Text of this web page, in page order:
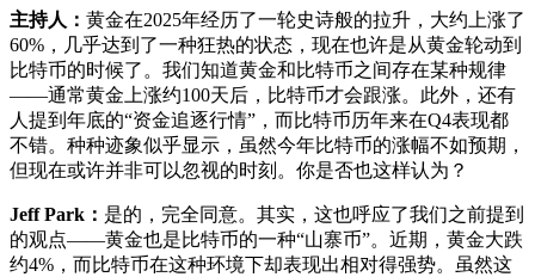
主持人： 黄金在2025年经历了一轮史诗般的拉升，大约上涨了
60%，几乎达到了一种狂热的状态，现在也许是从黄金轮动到
比特币的时候了。我们知道黄金和比特币之间存在某种规律
——通常黄金上涨约100天后，比特币才会跟涨。此外，还有
人提到年底的“资金追逐行情”，而比特币历年来在Q4表现都
不错。种种迹象似乎显示，虽然今年比特币的涨幅不如预期，
但现在或许并非可以忽视的时刻。你是否也这样认为？
Jeff Park： 是的，完全同意。其实，这也呼应了我们之前提到
的观点——黄金也是比特币的一种“山寨币”。近期，黄金大跌
约4%，而比特币在这种环境下却表现出相对得强势。虽然这